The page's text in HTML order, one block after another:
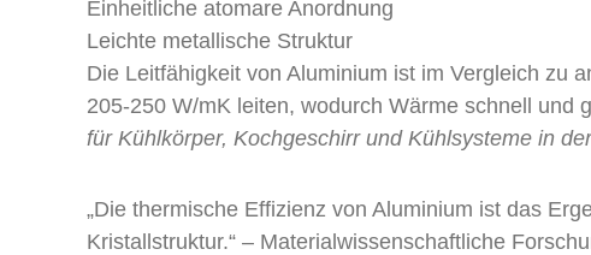
Einheitliche atomare Anordnung
Leichte metallische Struktur
Die Leitfähigkeit von Aluminium ist im Vergleich zu
205-250 W/mK leiten, wodurch Wärme schnell und
für Kühlkörper, Kochgeschirr und Kühlsysteme in
„Die thermische Effizienz von Aluminium ist das
Kristallstruktur.“ – Materialwissenschaftliche